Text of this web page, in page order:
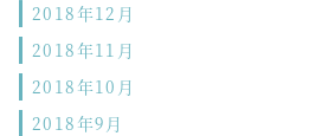
2018年12月
2018年11月
2018年10月
2018年9月